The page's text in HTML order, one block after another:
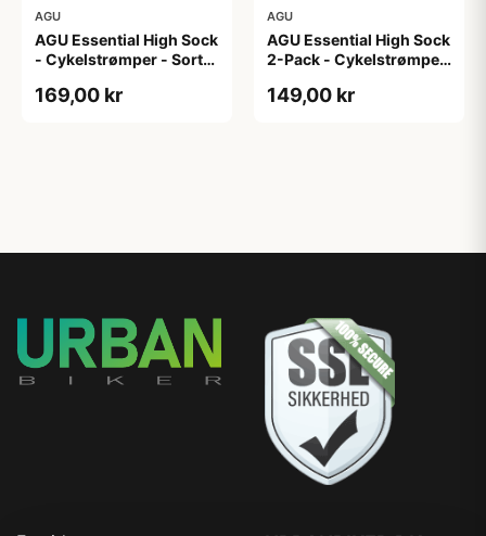
AGU
AGU Essential High Sock
- Cykelstrømper - Sort-
169,00 kr
AGU
AGU Essential High Sock
2-Pack - Cykelstrømper
149,00 kr